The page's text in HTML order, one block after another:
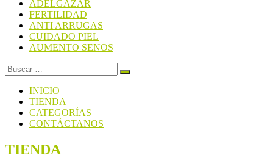
ADELGAZAR
FERTILIDAD
ANTI ARRUGAS
CUIDADO PIEL
AUMENTO SENOS
INICIO
TIENDA
CATEGORÍAS
CONTÁCTANOS
TIENDA